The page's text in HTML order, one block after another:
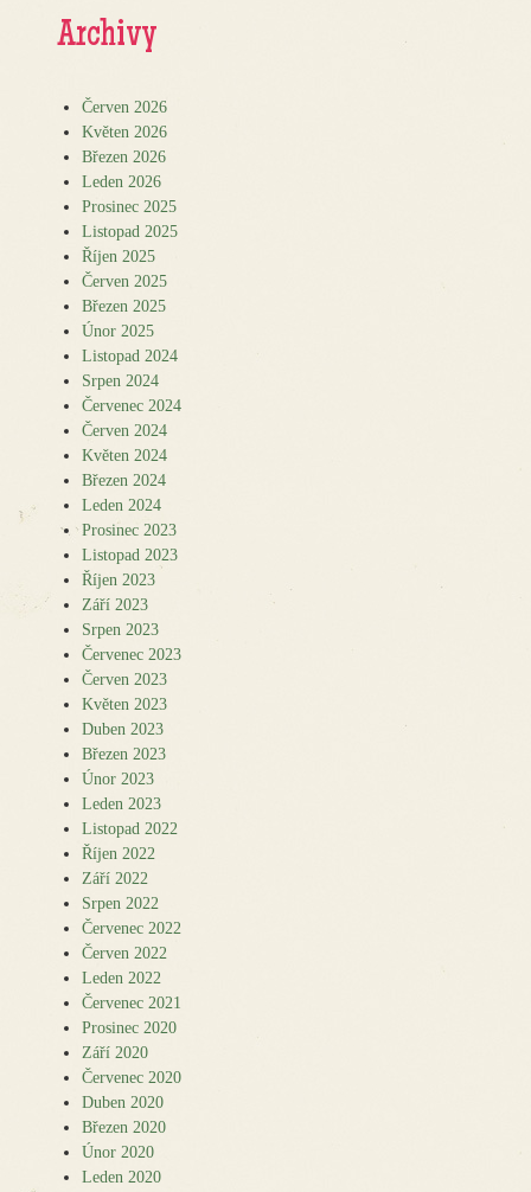
Archivy
Červen 2026
Květen 2026
Březen 2026
Leden 2026
Prosinec 2025
Listopad 2025
Říjen 2025
Červen 2025
Březen 2025
Únor 2025
Listopad 2024
Srpen 2024
Červenec 2024
Červen 2024
Květen 2024
Březen 2024
Leden 2024
Prosinec 2023
Listopad 2023
Říjen 2023
Září 2023
Srpen 2023
Červenec 2023
Červen 2023
Květen 2023
Duben 2023
Březen 2023
Únor 2023
Leden 2023
Listopad 2022
Říjen 2022
Září 2022
Srpen 2022
Červenec 2022
Červen 2022
Leden 2022
Červenec 2021
Prosinec 2020
Září 2020
Červenec 2020
Duben 2020
Březen 2020
Únor 2020
Leden 2020